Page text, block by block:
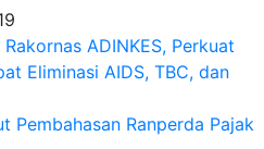
ADINKES, Perkuat
Eliminasi AIDS, TBC, dan